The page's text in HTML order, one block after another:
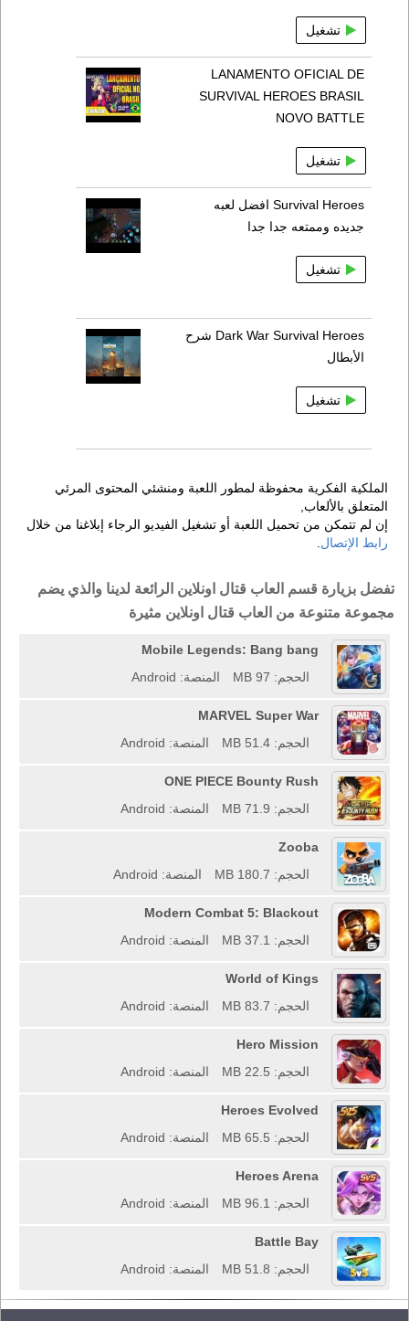
تشغيل
LANAMENTO OFICIAL DE
SURVIVAL HEROES BRASIL
NOVO BATTLE
تشغيل
Survival Heroes افضل لعبه
جديده وممتعه جدا جدا
تشغيل
Dark War Survival Heroes شرح
الأبطال
تشغيل
الملكية الفكرية محفوظة لمطور اللعبة ومنشئي المحتوى المرئي
المتعلق بالألعاب,
إن لم تتمكن من تحميل اللعبة أو تشغيل الفيديو الرجاء إبلاغنا من خلال
رابط الإتصال.
تفضل بزيارة قسم العاب قتال اونلاين الرائعة لدينا والذي يضم
مجموعة متنوعة من العاب قتال اونلاين مثيرة
Mobile Legends: Bang bang
الحجم: 97 MB
المنصة: Android
MARVEL Super War
الحجم: 51.4 MB
المنصة: Android
ONE PIECE Bounty Rush
الحجم: 71.9 MB
المنصة: Android
Zooba
الحجم: 180.7 MB
المنصة: Android
Modern Combat 5: Blackout
الحجم: 37.1 MB
المنصة: Android
World of Kings
الحجم: 83.7 MB
المنصة: Android
Hero Mission
الحجم: 22.5 MB
المنصة: Android
Heroes Evolved
الحجم: 65.5 MB
المنصة: Android
Heroes Arena
الحجم: 96.1 MB
المنصة: Android
Battle Bay
الحجم: 51.8 MB
المنصة: Android